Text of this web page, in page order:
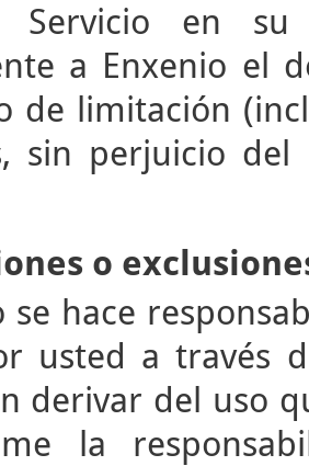
Servicio en su
a Enxenio el
de limitación
sin perjuicio
o
se hace
usted a través
derivar del uso
la